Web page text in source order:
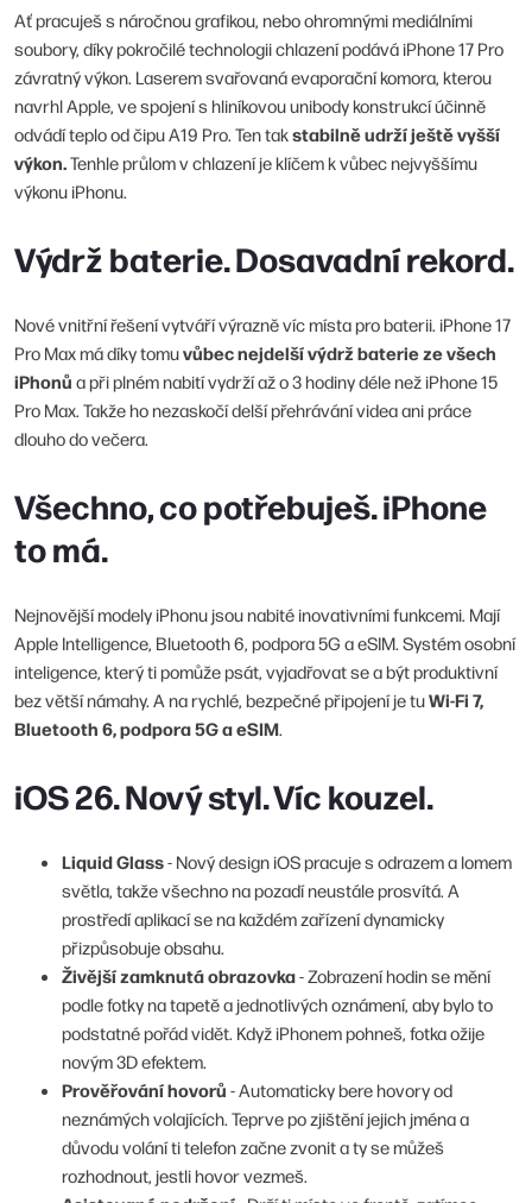
Ať pracuješ s náročnou grafikou, nebo ohromnými mediálními
soubory, díky pokročilé technologii chlazení podává iPhone 17 Pro
závratný výkon. Laserem svařovaná evaporační komora, kterou
navrhl Apple, ve spojení s hliníkovou unibody konstrukcí účinně
odvádí teplo od čipu A19 Pro. Ten takstabilně udrží ještě vyšší
výkon.Tenhle průlom v chlazení je klíčem k vůbec nejvyššímu
výkonu iPhonu.
Výdrž baterie. Dosavadní rekord.
Nové vnitřní řešení vytváří výrazně víc místa pro baterii. iPhone 17
Pro Max má díky tomuvůbec nejdelší výdrž baterie ze všech
iPhonů a při plném nabití vydrží až o 3 hodiny déle než iPhone 15
Pro Max. Takže ho nezaskočí delší přehrávání videa ani práce
dlouho do večera.
Všechno, co potřebuješ. iPhone
to má.
Nejnovější modely iPhonu jsou nabité inovativními funkcemi. Mají
Apple Intelligence, Bluetooth 6, podpora 5G a eSIM. Systém osobní
inteligence, který ti pomůže psát, vyjadřovat se a být produktivní
bez větší námahy. A na rychlé, bezpečné připojení je tuWi-Fi 7,
Bluetooth 6, podpora 5G a eSIM
iOS 26. Nový styl. Víc kouzel.
Liquid Glass- Nový design iOS pracuje s odrazem a lomem
světla, takže všechno na pozadí neustále prosvítá. A
prostředí aplikací se na každém zařízení dynamicky
přizpůsobuje obsahu.
Živější zamknutá obrazovka- Zobrazení hodin se mění
podle fotky na tapetě a jednotlivých oznámení, aby bylo to
podstatné pořád vidět. Když iPhonem pohneš, fotka ožije
novým 3D efektem.
Prověřování hovorů - Automaticky bere hovory od
neznámých volajících. Teprve po zjištění jejich jména a
důvodu volání ti telefon začne zvonit a ty se můžeš
rozhodnout, jestli hovor vezmeš.